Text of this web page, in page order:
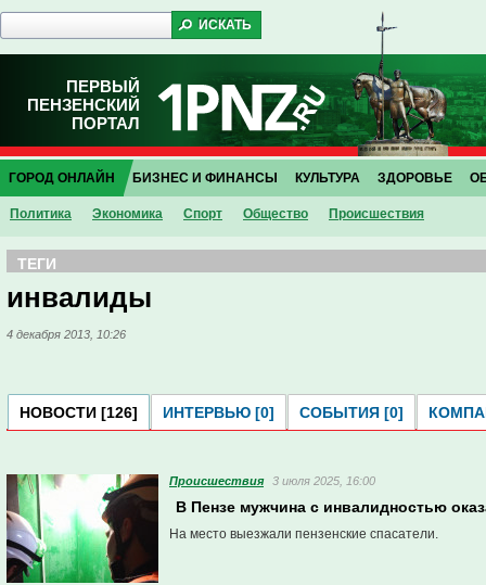
ПЕРВЫЙ
ПЕНЗЕНСКИЙ
ПОРТАЛ
ГОРОД ОНЛАЙН
Политика Экономика Спорт Общество Проиcшествия
БИЗНЕС И ФИНАНСЫ КУЛЬТУРА ЗДОРОВЬЕ
ТЕГИ
инвалиды
4 декабря 2013, 10:26
НОВОСТИ [126] ИНТЕРВЬЮ [0] СОБЫТИЯ [0]
Проиcшествия 3 июля 2025, 16:00
В Пензе мужчина с инвалидностью
На место выезжали пензенские спасатели.